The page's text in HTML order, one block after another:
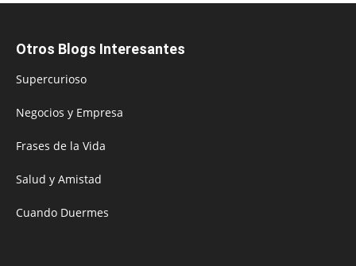
Otros Blogs Interesantes
Supercurioso
Negocios y Empresa
Frases de la Vida
Salud y Amistad
Cuando Duermes